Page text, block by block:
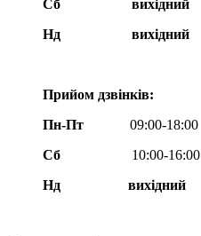
Сб
вихідний
Нд
вихідний
Прийом дзвінків:
Пн-Пт
09:00-18:00
Сб
10:00-16:00
Нд вихідний